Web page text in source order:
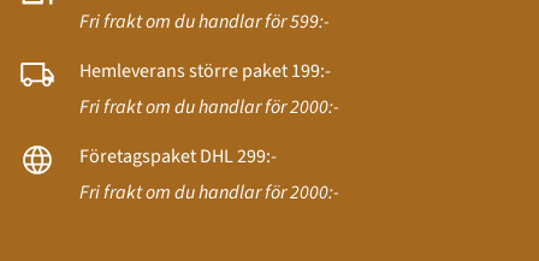
Fri frakt om du handlar för 599:-
Hemleverans större paket 199:-
Fri frakt om du handlar för 2000:-
Företagspaket DHL 299:-
Fri frakt om du handlar för 2000:-